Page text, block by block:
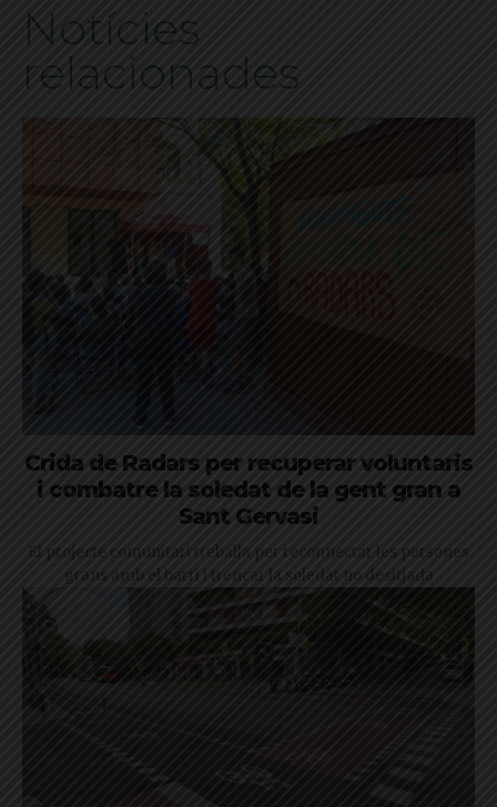
Notícies
relacionades
Crida de Radars per recuperar voluntaris
i combatre la soledat de la gent gran a
Sant Gervasi
El projecte comunitari treballa per reconnectar les persones
grans amb el barri i trencar la soledat no desitjada